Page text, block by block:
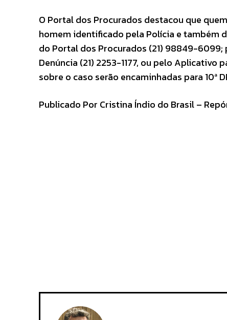
O Portal dos Procurados destacou que
homem identificado pela Polícia e também
do Portal dos Procurados (21) 98849-6099;
Denúncia (21) 2253-1177, ou pelo
sobre o caso serão encaminhadas para 10ª
Publicado Por Cristina Índio do Brasil –